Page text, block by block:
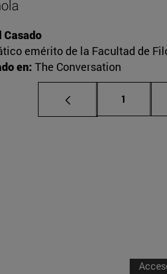
Casado
emérito de la Facultad de
en: The Conversation
Página
1